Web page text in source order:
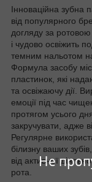
Не
Інноваційна
від популярного
догляду за
і чудово освіжить
темним нальотом
Формула засобу
пластинок, які
та освіжаючу дії.
емоції під час
протягом усього
закручувати, адже
Регулярне
білизну ваших
від активної
рота.